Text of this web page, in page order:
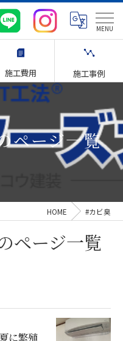
施工費用 施工事例
ページ一覧
HOME #カビ臭
ページ一覧
に繁殖